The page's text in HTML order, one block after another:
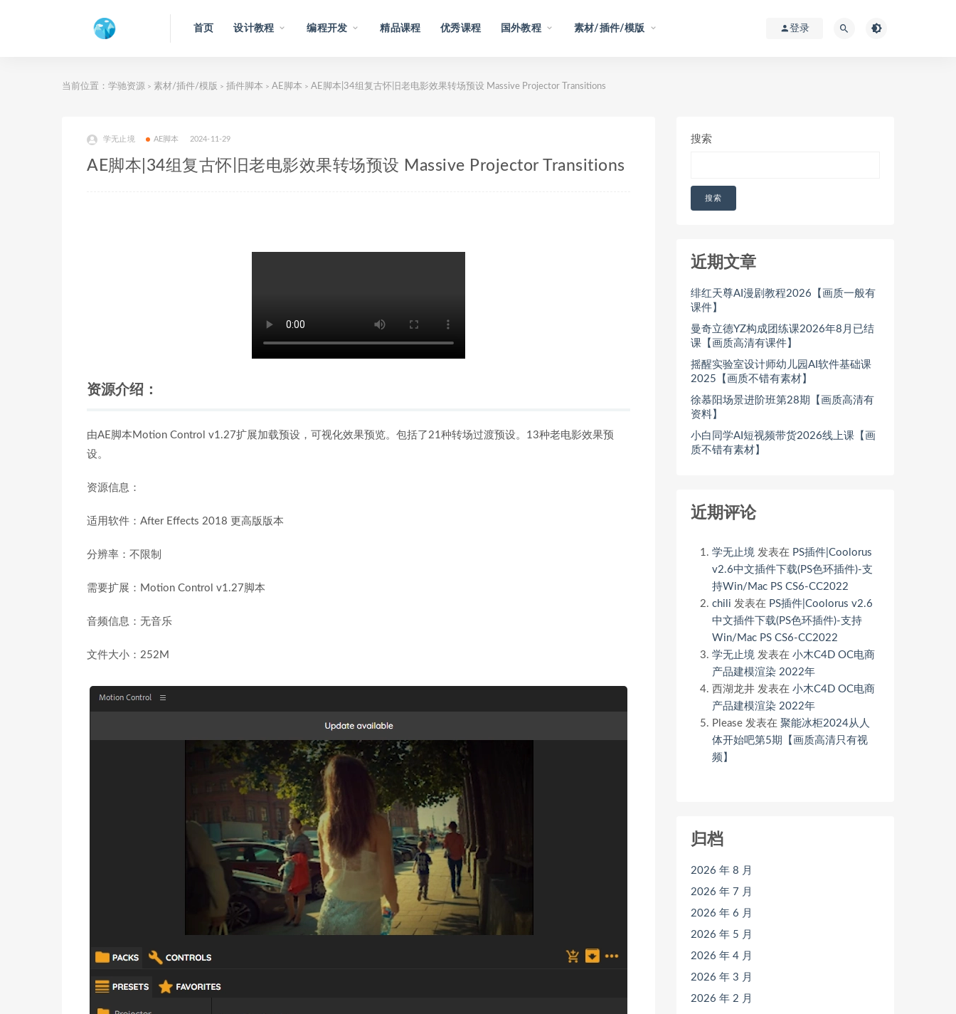
首页 设计教程 编程开发 精品课程 优秀课程 国外教程 素材/插件/模版 登录
当前位置： 学驰资源 > 素材/插件/模版 > 插件脚本 > AE脚本 > AE脚本|34组复古怀旧老电影效果转场预设 Massive Projector Transitions
学无止境 AE脚本 2024-11-29
AE脚本|34组复古怀旧老电影效果转场预设 Massive Projector Transitions
资源介绍：
由AE脚本Motion Control v1.27扩展加载预设，可视化效果预览。包括了21种转场过渡预设。13种老电影效果预
设。
资源信息：
适用软件：After Effects 2018 更高版版本
分辨率：不限制
需要扩展：Motion Control v1.27脚本
音频信息：无音乐
文件大小：252M
搜索
搜索
近期文章
绯红天尊AI漫剧教程2026【画质一般有
课件】
曼奇立德YZ构成团练课2026年8月已结
课【画质高清有课件】
摇醒实验室设计师幼儿园AI软件基础课
2025【画质不错有素材】
徐慕阳场景进阶班第28期【画质高清有
资料】
小白同学AI短视频带货2026线上课【画
质不错有素材】
近期评论
学无止境 发表在 PS插件|Coolorus
v2.6中文插件下载(PS色环插件)-支
持Win/Mac PS CS6-CC2022
chili 发表在 PS插件|Coolorus v2.6
中文插件下载(PS色环插件)-支持
Win/Mac PS CS6-CC2022
学无止境 发表在 小木C4D OC电商
产品建模渲染 2022年
西湖龙井 发表在 小木C4D OC电商
产品建模渲染 2022年
Please 发表在 聚能冰柜2024从人
体开始吧第5期【画质高清只有视
频】
归档
2026 年 8 月
2026 年 7 月
2026 年 6 月
2026 年 5 月
2026 年 4 月
2026 年 3 月
2026 年 2 月